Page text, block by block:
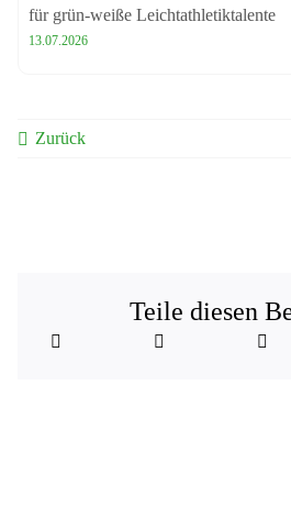
für grün-weiße Leichtathletiktalente
13.07.2026
Zurück
Teile diesen